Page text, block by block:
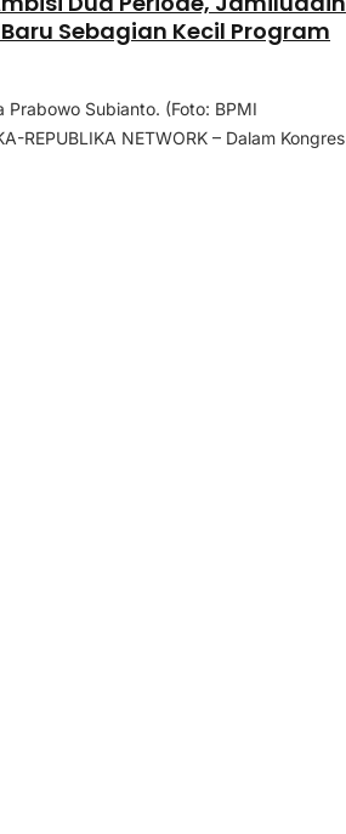
Sebagian Kecil Program
Prabowo Subianto. (Foto: BPMI
REPUBLIKA NETWORK – Dalam Kongres